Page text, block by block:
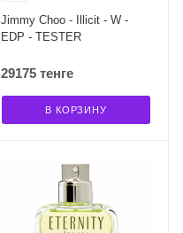
Jimmy Choo - Illicit - W -
EDP - TESTER
29175 тенге
В КОРЗИНУ